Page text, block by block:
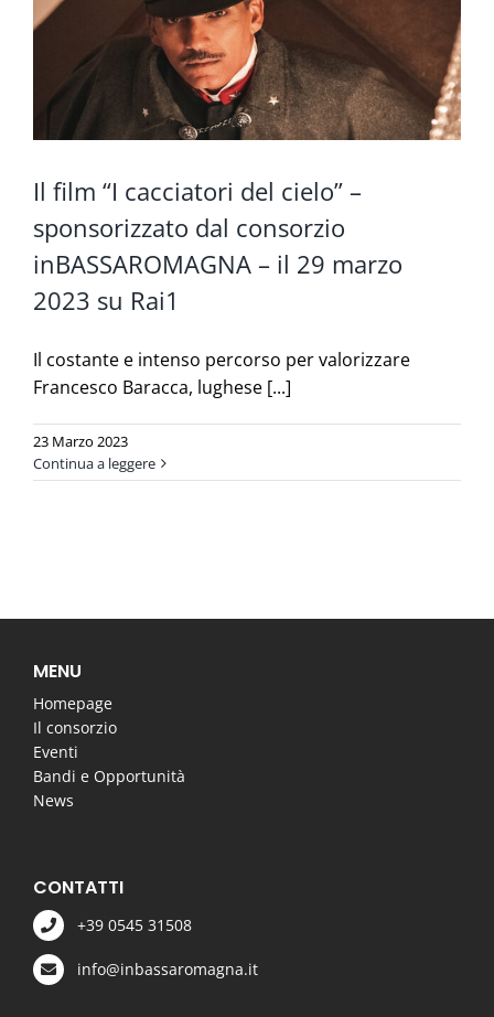
Il film “I cacciatori del cielo” –
sponsorizzato dal consorzio
inBASSAROMAGNA – il 29 marzo
2023 su Rai1
Il costante e intenso percorso per valorizzare
Francesco Baracca, lughese [...]
23 Marzo 2023
Continua a leggere
MENU
Homepage
Il consorzio
Eventi
Bandi e Opportunità
News
CONTATTI
+39 0545 31508
info@inbassaromagna.it